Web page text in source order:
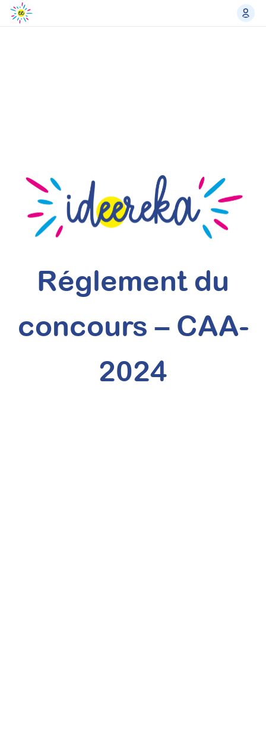
Réglement du
concours – CAA-
2024